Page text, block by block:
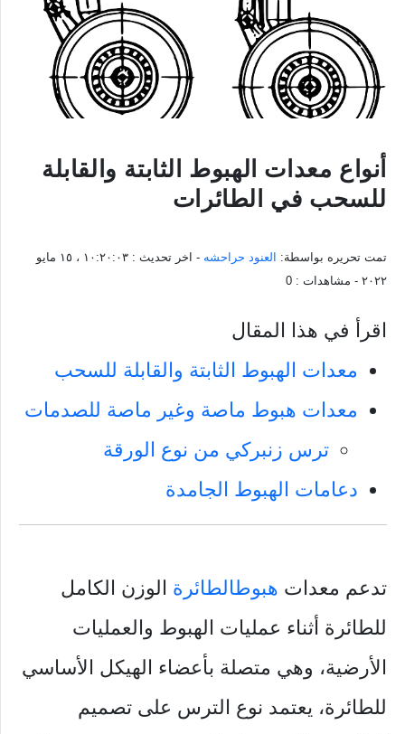
أنواع معدات الهبوط الثابتة والقابلة
للسحب في الطائرات
تمت تحريره بواسطة: العنود حراحشه - اخر تحديث :
١٠:٢٠:٠٣ ، ١٥ مايو
٢٠٢٢ - مشاهدات : 0
اقرأ في هذا المقال
معدات الهبوط الثابتة والقابلة للسحب
معدات هبوط ماصة وغير ماصة للصدمات
ترس زنبركي من نوع الورقة
دعامات الهبوط الجامدة
تدعم معدات هبوطالطائرة الوزن الكامل
للطائرة أثناء عمليات الهبوط والعمليات
الأرضية، وهي متصلة بأعضاء الهيكل الأساسي
للطائرة، يعتمد نوع الترس على تصميم